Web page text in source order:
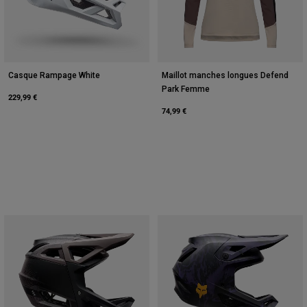
Casque Rampage White
229,99 €
Maillot manches longues Defend
Park Femme
74,99 €